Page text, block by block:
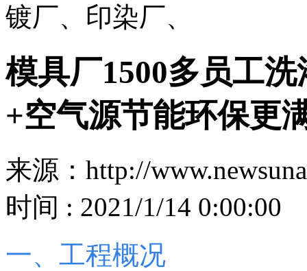
镀厂、印染厂、
模具厂1500多员工
+空气源节能环保更
来源：http://
时间 : 2021/1/14 0:00:00
一、工程概况